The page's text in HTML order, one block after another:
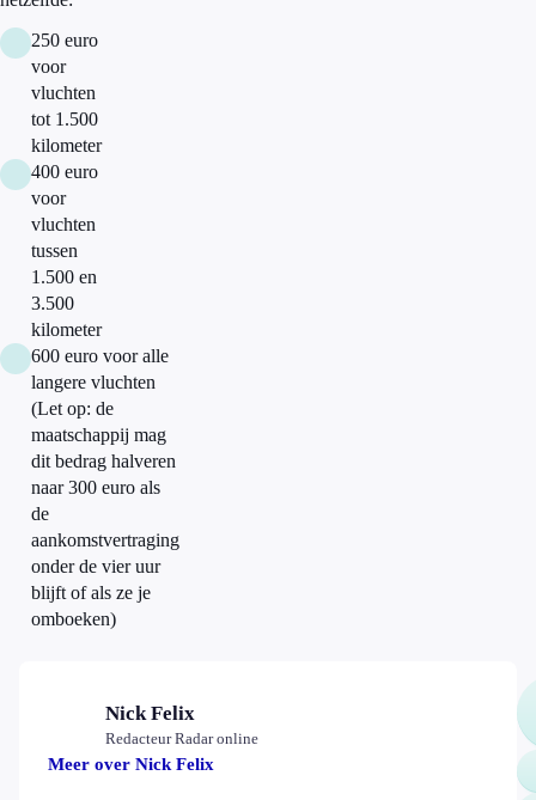
250 euro
voor
vluchten
tot 1.500
kilometer
400 euro
voor
vluchten
tussen
1.500 en
3.500
kilometer
600 euro voor alle
langere vluchten
(Let op: de
maatschappij mag
dit bedrag halveren
naar 300 euro als
de
aankomstvertraging
onder de vier uur
blijft of als ze je
omboeken)
Nick Felix
Redacteur Radar online
Meer over Nick Felix